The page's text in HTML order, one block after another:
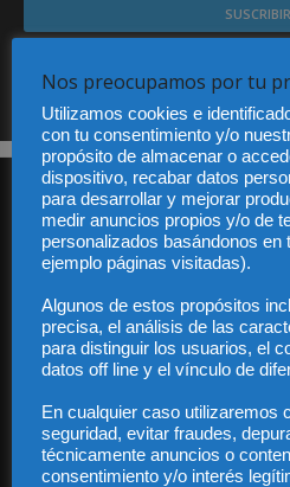
respuesta a su suscripción Dicho fichero es de
S.L. y no será cedido a un tercero en ningún
Audiencia y
Quiénes
Legal
Guía
Nos preocupamos por tu
Utilizamos cookies e
con tu consentimiento y/o
propósito de almacenar o
dispositivo, recabar datos
para desarrollar y mejorar
medir anuncios propios y/o de
personalizados basándonos en
ejemplo páginas visitadas).
Algunos de estos propósitos
precisa, el análisis de las
para distinguir los usuarios, el
datos off line y el vínculo de
En cualquier caso utilizaremos
seguridad, evitar fraudes,
técnicamente anuncios o
consentimiento y/o interés